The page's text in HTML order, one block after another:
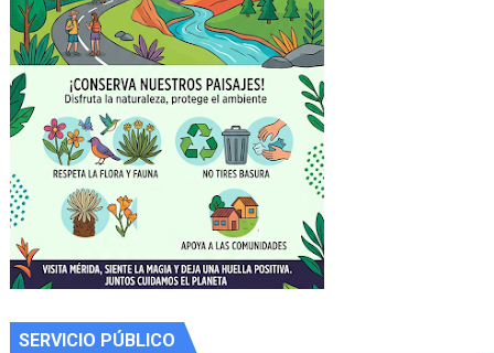
SERVICIO PÚBLICO